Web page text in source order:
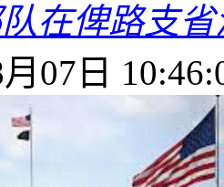
在俾路支
07日